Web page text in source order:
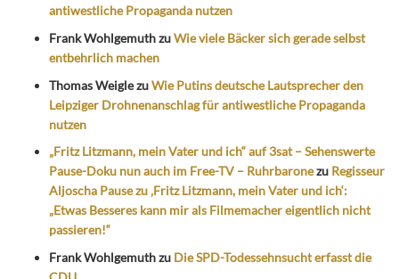
antiwestliche Propaganda nutzen
Frank WohlgemuthzuWie viele Bäcker sich gerade selbst
entbehrlich machen
Thomas WeiglezuWie Putins deutsche Lautsprecher den
Leipziger Drohnenanschlag für antiwestliche Propaganda
nutzen
„Fritz Litzmann, mein Vater und ich“ auf 3sat – Sehenswerte
Pause-Doku nun auch im Free-TV – Ruhrbaronezu Regisseur
Aljoscha Pause zu ‚Fritz Litzmann, mein Vater und ich‘:
„Etwas Besseres kann mir als Filmemacher eigentlich nicht
passieren!“
Frank Wohlgemuthzu Die SPD-Todessehnsucht erfasst die